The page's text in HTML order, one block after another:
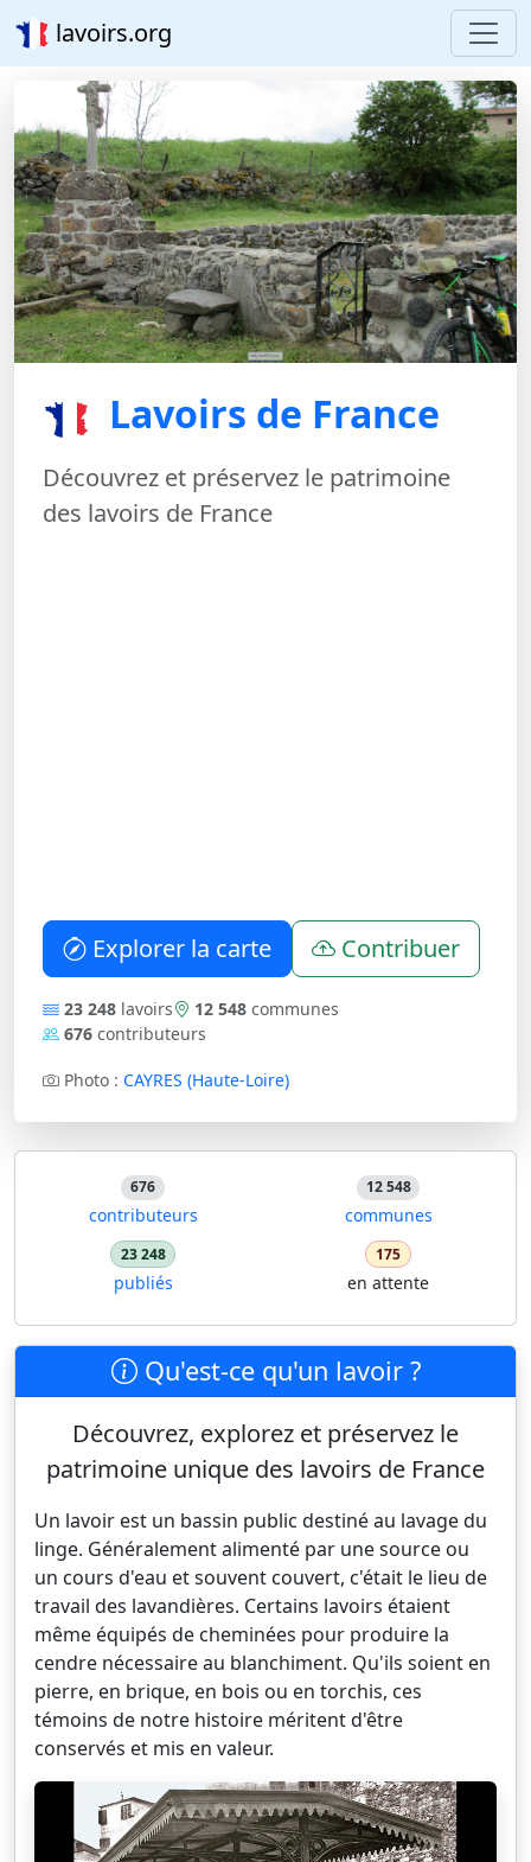
lavoirs.org
Lavoirs de France
Découvrez et préservez le patrimoine
des lavoirs de France
Explorer la carte Contribuer
23 248 lavoirs 12 548 communes
676 contributeurs
Photo : CAYRES (Haute-Loire)
676
contributeurs
12 548
communes
23 248
publiés
175
en attente
Qu'est-ce qu'un lavoir ?
Découvrez, explorez et préservez le
patrimoine unique des lavoirs de France
Un lavoir est un bassin public destiné au lavage du
linge. Généralement alimenté par une source ou
un cours d'eau et souvent couvert, c'était le lieu de
travail des lavandières. Certains lavoirs étaient
même équipés de cheminées pour produire la
cendre nécessaire au blanchiment. Qu'ils soient en
pierre, en brique, en bois ou en torchis, ces
témoins de notre histoire méritent d'être
conservés et mis en valeur.